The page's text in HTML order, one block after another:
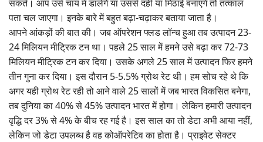
सकते। आप उसे चाय में डालेंगे या उससे दही या मिठाई बनाएंगे तो तत्काल
पता चल जाएगा। इनके बारे में बहुत बढ़ा-चढ़ाकर बताया जाता है।
आपने आंकड़ों की बात की। जब ऑपरेशन फ्लड लॉन्च हुआ तब उत्पादन 23-
24 मिलियन मीट्रिक टन था। पहले 25 साल में हमने उसे बढ़ा कर 72-73
मिलियन मीट्रिक टन कर दिया। उसके अगले 25 साल में उत्पादन फिर हमने
तीन गुना कर दिया। इस दौरान 5-5.5% ग्रोथ रेट थी। हम सोच रहे थे कि
अगर यही ग्रोथ रेट रही तो आने वाले 25 सालों में जब भारत विकसित बनेगा,
तब दुनिया का 40% से 45% उत्पादन भारत में होगा। लेकिन हमारी उत्पादन
वृद्धि दर 3% से 4% के बीच रह गई है। इस साल का तो डेटा अभी आया नहीं,
लेकिन जो डेटा उपलब्ध है वह कोऑपरेटिव का होता है। प्राइवेट सेक्टर